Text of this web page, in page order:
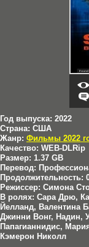
Год выпуска: 2022
Страна: США
Жанр: Фильмы 2022
Качество: WEB-DLRip
Размер: 1.37 GB
Перевод:
Продолжительность:
Режиссер: Симона
В ролях: Сара Дрю,
Йелланд, Валентина
Джинни Вонг, Надин,
Папагианнидис,
Кэмерон Николл